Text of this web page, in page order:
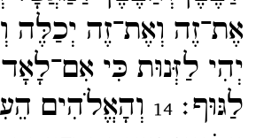
אֶת־​זֶה וְאֶת־​זֶה יְכַלֶּה
יְהִי לַזְּנוּת כִּי
לַגּוּף׃14 וְהָאֱלֹהִים